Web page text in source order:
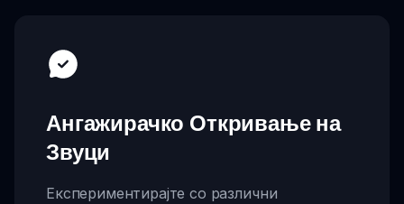
Ангажирачко Откривање на
Звуци
Експериментирајте со различни